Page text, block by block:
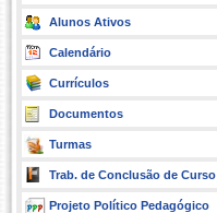
Alunos Ativos
Calendário
Currículos
Documentos
Turmas
Trab. de Conclusão de Curso
Projeto Político Pedagógico